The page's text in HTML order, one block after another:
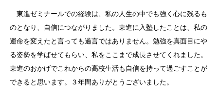
東進ゼミナールでの経験は、私の人生の中でも強く心に残るも
のとなり、自信につながりました。東進に入塾したことは、私の
運命を変えたと言っても過言ではありません。勉強を真面目にや
る姿勢を学ばせてもらい、私をここまで成長させてくれました。
東進のおかげでこれからの高校生活も自信を持って過ごすことが
できると思います。３年間ありがとうございました。